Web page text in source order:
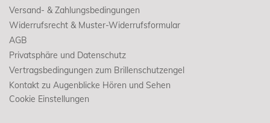
Versand- & Zahlungsbedingungen
Widerrufsrecht & Muster-Widerrufsformular
AGB
Privatsphäre und Datenschutz
Vertragsbedingungen zum Brillenschutzengel
Kontakt zu Augenblicke Hören und Sehen
Cookie Einstellungen